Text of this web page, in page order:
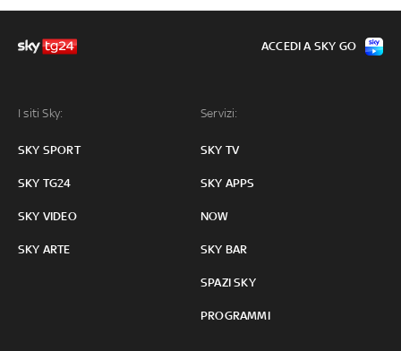
I siti Sky:
SKY SPORT
SKY TG24
SKY VIDEO
SKY ARTE
Servizi:
SKY TV
SKY APPS
NOW
SKY BAR
SPAZI SKY
PROGRAMMI
ACCEDI A SKY GO